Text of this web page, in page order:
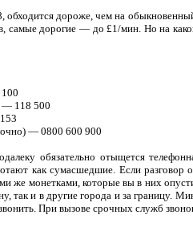
дороже, чем на
самые дорогие — до £1/мин. Но на
— 118 500
— 0800 600 900
обязательно отыщется
как сумасшедшие. Если разговор
же монетками, которые вы в них
так и в другие города и за границу.
При вызове срочных служб